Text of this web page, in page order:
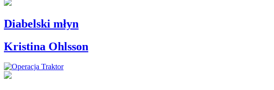
Diabelski młyn
Kristina Ohlsson